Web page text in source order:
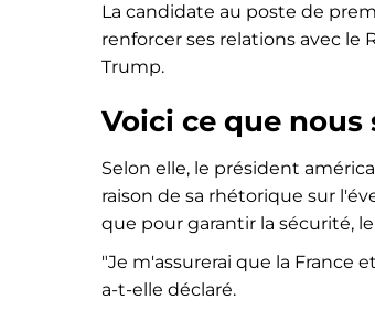
La candidate au poste de
renforcer ses relations avec
Trump.
Voici ce que nous
Selon elle, le président
raison de sa rhétorique sur
que pour garantir la sécurité,
"Je m'assurerai que la France
a-t-elle déclaré.